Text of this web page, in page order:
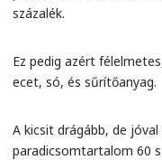
százalék.
Ez pedig azért
ecet, só, és sűrítőanyag.
A kicsit drágább, de
paradicsomtartalom 60